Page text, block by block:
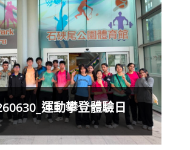
運動攀登體驗日